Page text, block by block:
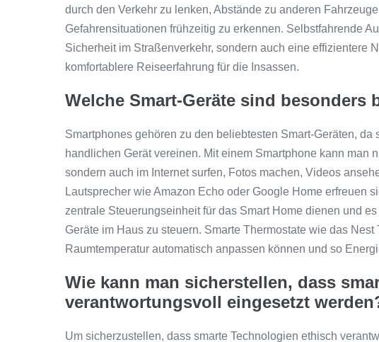
durch den Verkehr zu lenken, Abstände zu anderen
Gefahrensituationen frühzeitig zu erkennen. Selbstfahrende
Sicherheit im Straßenverkehr, sondern auch eine effizientere
komfortablere Reiseerfahrung für die Insassen.
Welche Smart-Geräte sind besonders
Smartphones gehören zu den beliebtesten Smart-Geräten,
handlichen Gerät vereinen. Mit einem Smartphone kann man
sondern auch im Internet surfen, Fotos machen, Videos
Lautsprecher wie Amazon Echo oder Google Home erfreuen
zentrale Steuerungseinheit für das Smart Home dienen und
Geräte im Haus zu steuern. Smarte Thermostate wie das
Raumtemperatur automatisch anpassen können und so
Wie kann man sicherstellen, dass
verantwortungsvoll eingesetzt
Um sicherzustellen, dass smarte Technologien ethisch